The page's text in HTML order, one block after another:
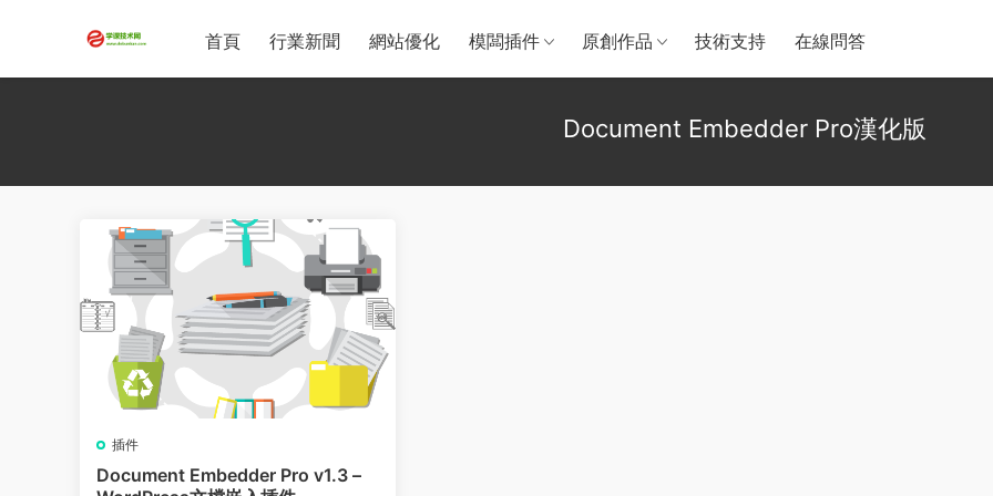
首頁 行業新聞 網站優化 模闆插件 原創作品 技術支持 在線問答
Document Embedder Pro漢化版
插件
Document Embedder Pro v1.3 –